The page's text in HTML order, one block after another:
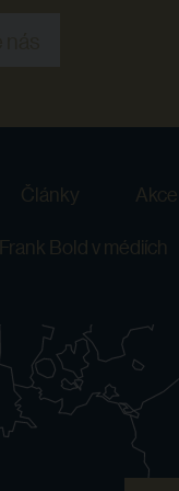
Články Akce
Frank Bold v médiích